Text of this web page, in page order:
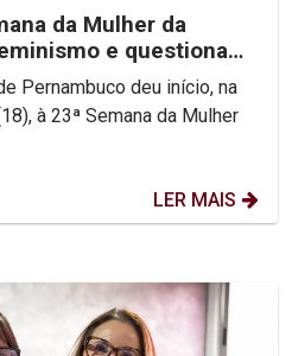
da Mulher da
e questiona
Pernambuco deu início, na
à 23ª Semana da Mulher
LER MAIS